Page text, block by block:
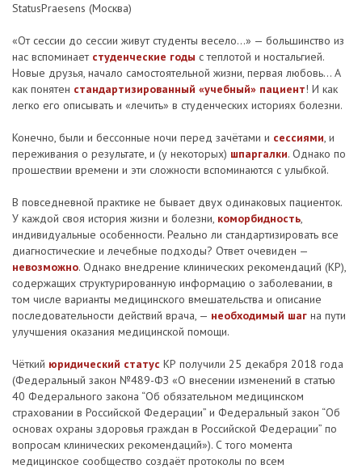
StatusPraesens (Москва)
«От сессии до сессии живут студенты весело...» — большинство из
нас вспоминает студенческие годы с теплотой и ностальгией.
Новые друзья, начало самостоятельной жизни, первая любовь... А
как понятен стандартизированный «учебный» пациент! И как
легко его описывать и «лечить» в студенческих историях болезни.
Конечно, были и бессонные ночи перед зачётами и сессиями, и
переживания о результате, и (у некоторых) шпаргалки. Однако по
прошествии времени и эти сложности вспоминаются с улыбкой.
В повседневной практике не бывает двух одинаковых пациенток.
У каждой своя история жизни и болезни, коморбидность,
индивидуальные особенности. Реально ли стандартизировать все
диагностические и лечебные подходы? Ответ очевиден —
невозможно. Однако внедрение клинических рекомендаций (КР),
содержащих структурированную информацию о заболевании, в
том числе варианты медицинского вмешательства и описание
последовательности действий врача, — необходимый шаг на пути
улучшения оказания медицинской помощи.
Чёткий юридический статус КР получили 25 декабря 2018 года
(Федеральный закон №489-ФЗ «О внесении изменений в статью
40 Федерального закона “Об обязательном медицинском
страховании в Российской Федерации” и Федеральный закон “Об
основах охраны здоровья граждан в Российской Федерации” по
вопросам клинических рекомендаций»). С того момента
медицинское сообщество создаёт протоколы по всем